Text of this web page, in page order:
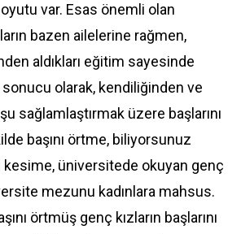
var. Esas önemli olan
bazen ailelerine rağmen,
aldıkları eğitim sayesinde
olarak, kendiliğinden ve
sağlamlaştırmak üzere başlarını
başını örtme, biliyorsunuz
üniversitede okuyan genç
mezunu kadınlara mahsus.
örtmüş genç kızların başlarını